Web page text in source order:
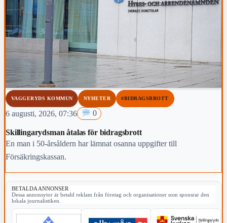
VAGGERYDS KOMMUN NYHETER #BIDRAGSBROTT
6 augusti, 2026, 07:36 0
Skillingarydsman åtalas för bidragsbrott
En man i 50-årsåldern har lämnat osanna uppgifter till
Försäkringskassan.
BETALDA ANNONSER
Dessa annonsytor är betald reklam från företag och organisationer som sponsrar den
lokala journalistiken.